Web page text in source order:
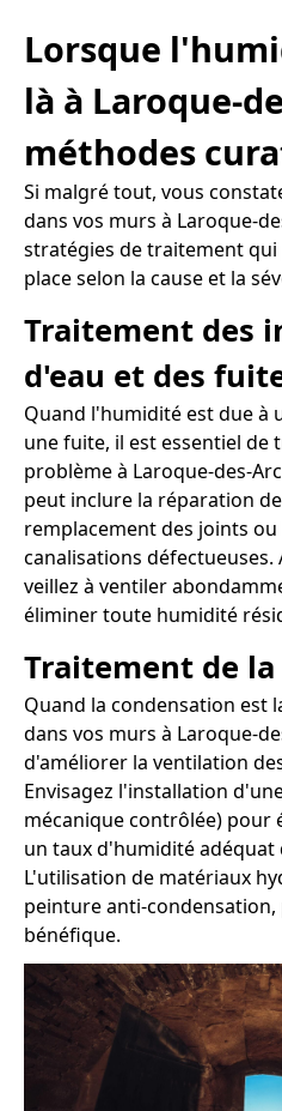
Lorsque
là à Laroque-
méthodes
Si malgré tout, vous
dans vos murs à Laroque-
stratégies de traitement
place selon la cause et la
Traitement des
d'eau et des
Quand l'humidité est due à
une fuite, il est essentiel de
problème à Laroque-des-
peut inclure la réparation
remplacement des joints
canalisations
veillez à ventiler
éliminer toute humidité
Traitement de
Quand la condensation est
dans vos murs à Laroque-
d'améliorer la ventilation
Envisagez l'installation
mécanique contrôlée) pour
un taux d'humidité adéquat
L'utilisation de matériaux
peinture anti-
bénéfique.